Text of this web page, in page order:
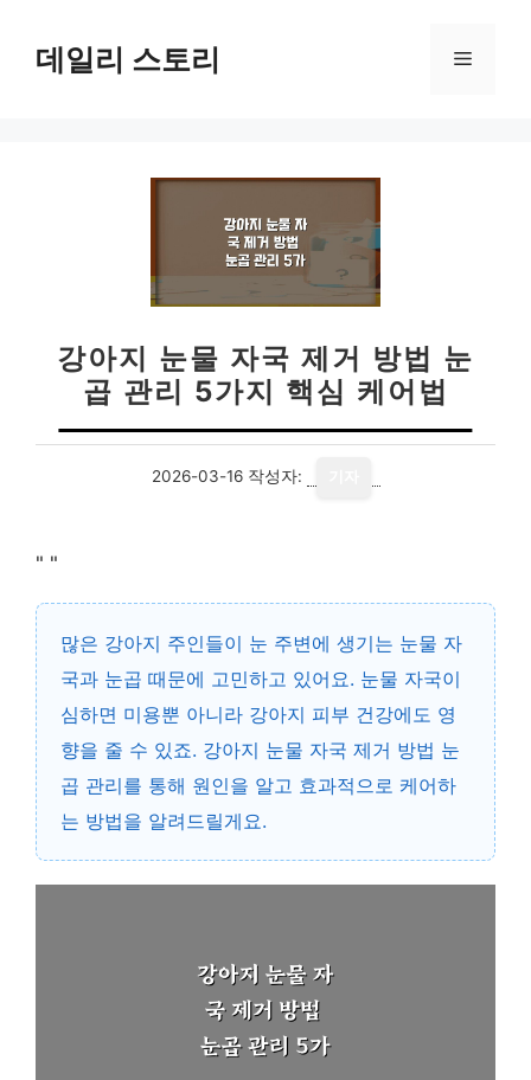
데일리 스토리 메
강아지 눈물 자국 제거 방법 눈
곱 관리 5가지 핵심 케어법
2026-03-16 작성자:
" "
많은 강아지 주인들이 눈 주변에 생기는 눈물 자
국과 눈곱 때문에 고민하고 있어요. 눈물 자국이
심하면 미용뿐 아니라 강아지 피부 건강에도 영
향을 줄 수 있죠. 강아지 눈물 자국 제거 방법 눈
곱 관리를 통해 원인을 알고 효과적으로 케어하
는 방법을 알려드릴게요.